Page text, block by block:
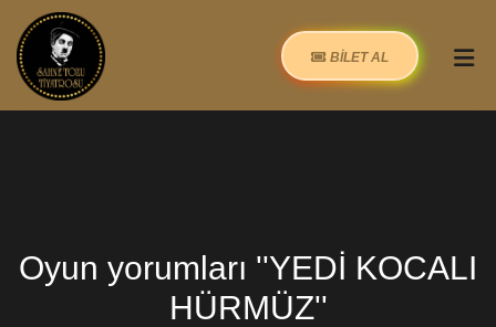
BİLET AL
Oyun yorumları
YEDİ KOCALI
HÜRMÜZ